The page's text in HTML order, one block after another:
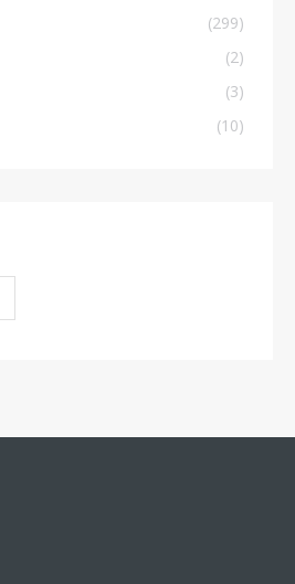
(299)
(2)
(3)
(10)